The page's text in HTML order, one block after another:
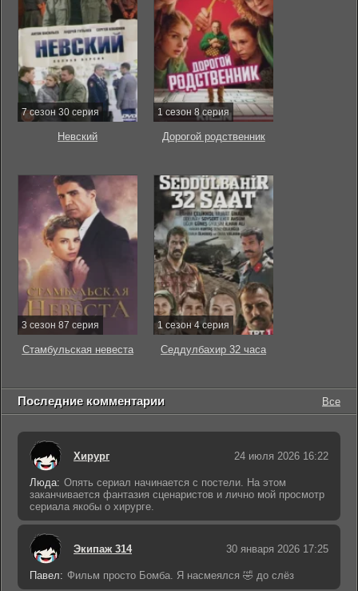
7 сезон 30 серия
Невский
1 сезон 8 серия
Дорогой родственник
3 сезон 87 серия
Стамбульская невеста
1 сезон 4 серия
Седдулбахир 32 часа
Последние комментарии Все
Хирург 24 июля 2026 16:22
Люда: Опять сериал начинается с постели. На этом
заканчивается фантазия сценаристов и лично мой просмотр
сериала якобы о хирурге.
Экипаж 314 30 января 2026 17:25
Павел: Фильм просто Бомба. Я насмеялся 🤣 до слёз